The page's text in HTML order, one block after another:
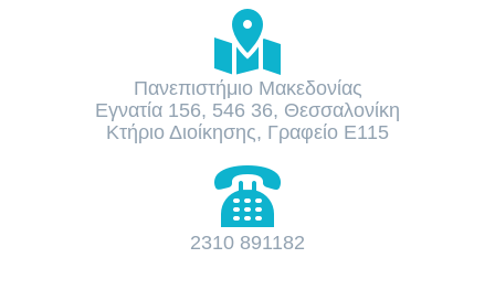
Πανεπιστήμιο Μακεδονίας
Εγνατία 156, 546 36, Θεσσαλονίκη
Κτήριο Διοίκησης, Γραφείο Ε115
2310 891182